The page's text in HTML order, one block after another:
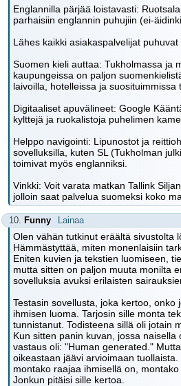
Englannilla pärjää loistavasti:
parhaisiin englannin puhujiin (ei-
Lähes kaikki asiakaspalvelijat puhuvat
Suomen kieli auttaa: Tukholmassa ja
kaupungeissa on paljon
laivoilla, hotelleissa ja suosituimmissa
Digitaaliset apuvälineet: Google
kylttejä ja ruokalistoja puhelimen
Helppo navigointi: Lipunostot ja
sovelluksilla, kuten SL (Tukholman
toimivat myös englanniksi.
Vinkki: Voit varata matkan Tallink
jolloin saat palvelua suomeksi koko
10. Funny Lainaa
Olen vähän tutkinut eräältä sivustolta
Hämmästyttää, miten monenlaisiin
Eniten kuvien ja tekstien luomiseen,
mutta sitten on paljon muuta monilta
sovelluksia avuksi erilaisten
Testasin sovellusta, joka kertoo, onko
ihmisen luoma. Tarjosin sille monta
tunnistanut. Todisteena sillä oli jotain
Kun sitten panin kuvan, jossa naisella
vastaus oli: "Human generated."
oikeastaan jäävi arvioimaan tuollaista.
montako raajaa ihmisellä on, montako
Jonkun pitäisi sille kertoa.